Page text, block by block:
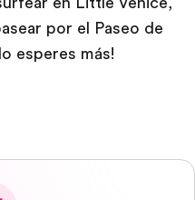
por el Paseo de
esperes más!